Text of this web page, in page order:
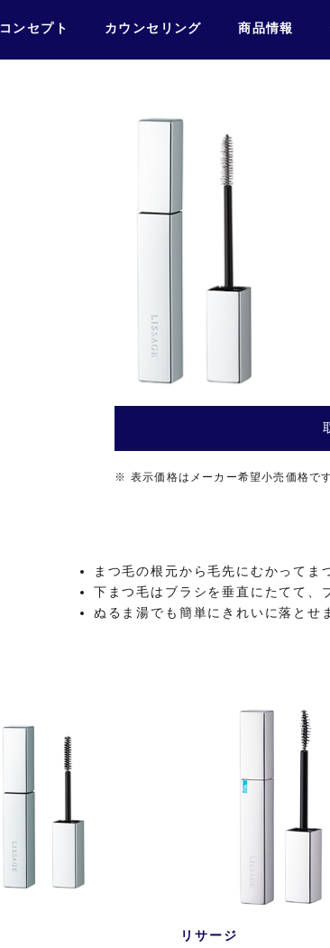
コンセプト カウンセリング 商品情報
※ 表示価格はメーカー希望小売価格です
まつ毛の根元から毛先にむかってま
下まつ毛はブラシを垂直にたてて、
ぬるま湯でも簡単にきれいに落とせ
リサージ